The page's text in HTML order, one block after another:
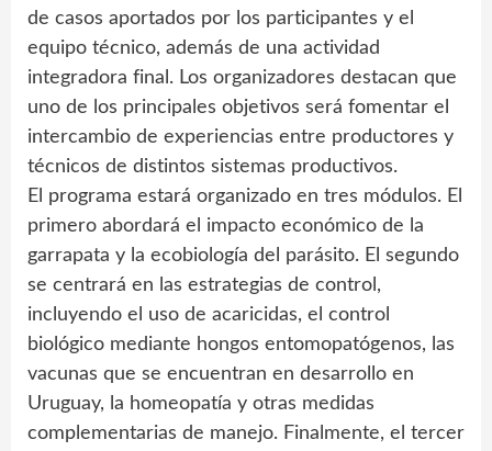
de casos aportados por los participantes y el
equipo técnico, además de una actividad
integradora final. Los organizadores destacan que
uno de los principales objetivos será fomentar el
intercambio de experiencias entre productores y
técnicos de distintos sistemas productivos.
El programa estará organizado en tres módulos. El
primero abordará el impacto económico de la
garrapata y la ecobiología del parásito. El segundo
se centrará en las estrategias de control,
incluyendo el uso de acaricidas, el control
biológico mediante hongos entomopatógenos, las
vacunas que se encuentran en desarrollo en
Uruguay, la homeopatía y otras medidas
complementarias de manejo. Finalmente, el tercer